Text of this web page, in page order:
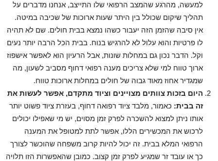
למעשה, מהרגע שהמצב הרפואי שלו התייצב, אנחנו מדברים על
תהליך שיקום שכולל בין היתר שעות ארוכות של שכיבה במיטה.
אין סיבה שהזמן הזה יעבור כשהו נמצא בבית חולים. שם לא תהיה
לו פרטיות והוא עלול לא להרגיש בנוח. בבית הכל הרבה יותר נעים
וקל. הדבר נכון גם במחלות שונות, אבל הרעיון הוא לאפשר אישפוז
ארוך טווח למי שלא צריכים מענה רפואי דחוף מסביב לשעון, מה
שמגדיר אחוז מאוד גבוה של חולים במחלות ארוכות טווח.
היום בזכות צוותים מצויינים וציוד מתקדם, אפשר לעשות את
זה בבית: כאמור, מלבד ציוד רפואה דחוף, בעזרת ציוד פשוט יותר
אותו ניתן למצוא להשכרה לפרק זמן מסוים, יש מי שאפילו יכולים
לרכוש את המכשירים הללו, אפשר לתת למטופל את המענה
הרפואי המלא בבית. זה יכול להיות קרוב משפחה שהוכשר לצורך
כך או עובד זר שמגיע לפרק זמן קצוב. כמובן שהאפשרות הזו תלויה